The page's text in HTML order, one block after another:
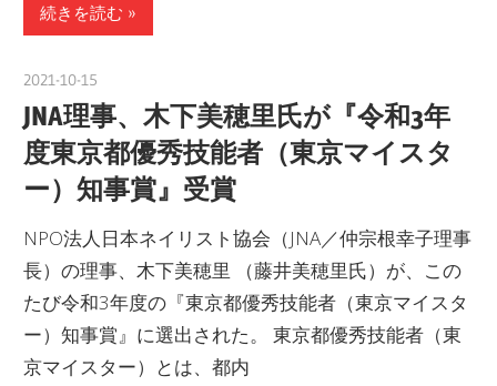
続きを読む
2021-10-15
JNA理事、木下美穂里氏が『令和3年
度東京都優秀技能者（東京マイスタ
ー）知事賞』受賞
NPO法人日本ネイリスト協会（JNA／仲宗根幸子理事
長）の理事、木下美穂里 （藤井美穂里氏）が、この
たび令和3年度の『東京都優秀技能者（東京マイスタ
ー）知事賞』に選出された。 東京都優秀技能者（東
京マイスター）とは、都内